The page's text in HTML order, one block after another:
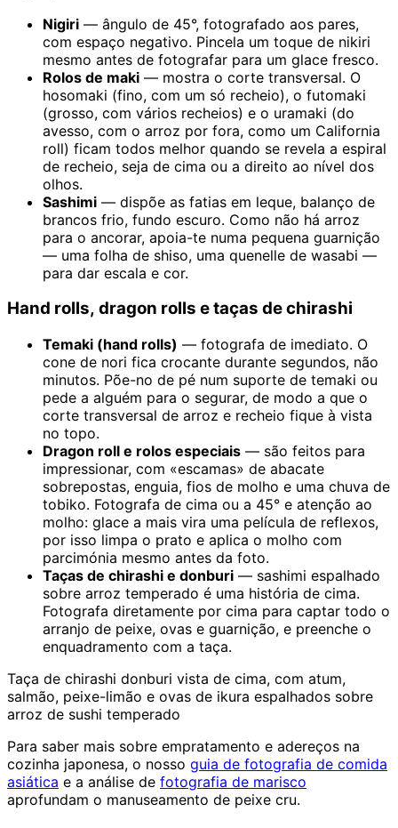
Nigiri — ângulo de 45°, fotografado aos pares,
com espaço negativo. Pincela um toque de nikiri
mesmo antes de fotografar para um glace fresco.
Rolos de maki — mostra o corte transversal. O
hosomaki (fino, com um só recheio), o futomaki
(grosso, com vários recheios) e o uramaki (do
avesso, com o arroz por fora, como um California
roll) ficam todos melhor quando se revela a espiral
de recheio, seja de cima ou a direito ao nível dos
olhos.
Sashimi — dispõe as fatias em leque, balanço de
brancos frio, fundo escuro. Como não há arroz
para o ancorar, apoia-te numa pequena guarnição
— uma folha de shiso, uma quenelle de wasabi —
para dar escala e cor.
Hand rolls, dragon rolls e taças de chirashi
Temaki (hand rolls) — fotografa de imediato. O
cone de nori fica crocante durante segundos, não
minutos. Põe-no de pé num suporte de temaki ou
pede a alguém para o segurar, de modo a que o
corte transversal de arroz e recheio fique à vista
no topo.
Dragon roll e rolos especiais — são feitos para
impressionar, com «escamas» de abacate
sobrepostas, enguia, fios de molho e uma chuva de
tobiko. Fotografa de cima ou a 45° e atenção ao
molho: glace a mais vira uma película de reflexos,
por isso limpa o prato e aplica o molho com
parcimónia mesmo antes da foto.
Taças de chirashi e donburi — sashimi espalhado
sobre arroz temperado é uma história de cima.
Fotografa diretamente por cima para captar todo o
arranjo de peixe, ovas e guarnição, e preenche o
enquadramento com a taça.
Taça de chirashi donburi vista de cima, com atum,
salmão, peixe-limão e ovas de ikura espalhados sobre
arroz de sushi temperado
Para saber mais sobre empratamento e adereços na
cozinha japonesa, o nosso guia de fotografia de comida
asiática e a análise de fotografia de marisco
aprofundam o manuseamento de peixe cru.